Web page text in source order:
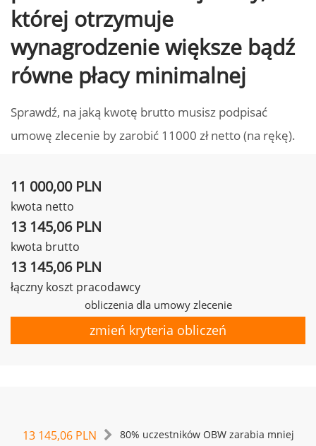
której otrzymuje
wynagrodzenie większe bądź
równe płacy minimalnej
Sprawdź, na jaką kwotę brutto musisz podpisać
umowę zlecenie by zarobić 11000 zł netto (na rękę).
11 000,00 PLN
kwota netto
13 145,06 PLN
kwota brutto
13 145,06 PLN
łączny koszt pracodawcy
obliczenia dla umowy zlecenie
zmień kryteria obliczeń
13 145,06 PLN 80% uczestników OBW zarabia mniej